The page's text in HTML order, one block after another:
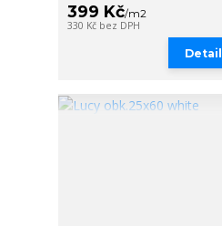
399 Kč/m2
330 Kč bez DPH
Detail